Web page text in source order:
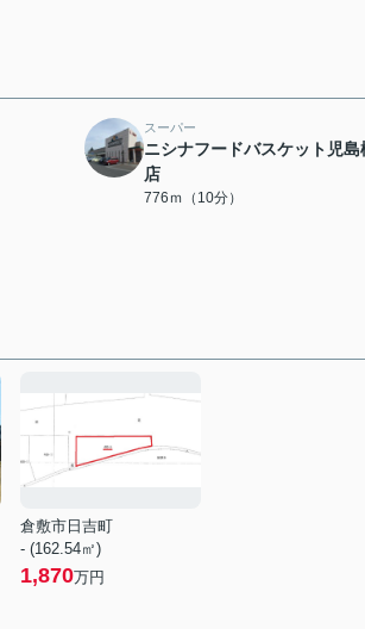
スーパー
ニシナフードバスケット児島
店
776ｍ（10分）
倉敷市日吉町
- (162.54㎡)
1,870万円